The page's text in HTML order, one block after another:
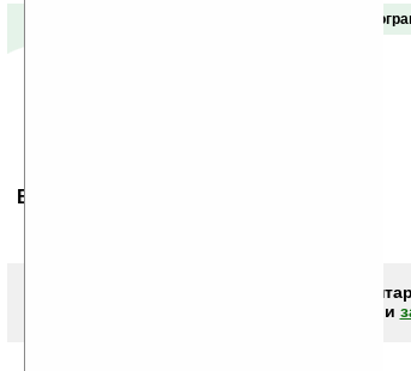
Отзывы о
Ваше мнение будет первым.
Чтобы писать
или